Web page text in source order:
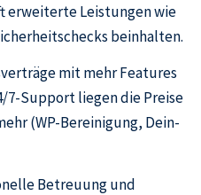
erweiterte Leistungen wie
beinhalten.
mit mehr Features
7-Support liegen die Preise
(WP-Bereinigung, Dein-
Betreuung und